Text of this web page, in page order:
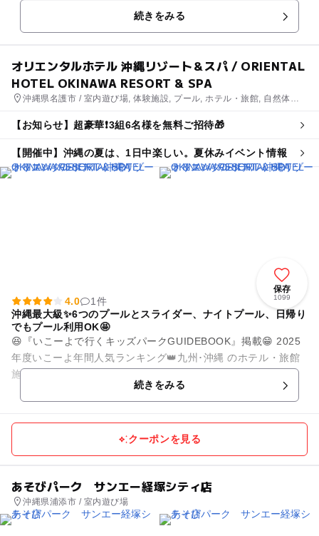
続きをみる
オリエンタルホテル 沖縄リゾート＆スパ / ORIENTAL
HOTEL OKINAWA RESORT & SPA
沖縄県名護市 / 室内遊び場, 体験施設, プール, ホテル・旅館, 自然体
【お知らせ】超豪華❗3組6名様を無料ご招待🎁
【開催中】沖縄の夏は、1日中楽しい。夏休みイベント情報
保存
1099
4.0
1件
沖縄最大級✨6つのプールとスライダー、ナイトプール、日帰り
でもプール利用OK🤩
😆『いこーよで行くキッズパークGUIDEBOOK』掲載😁 2025
年度いこーよ年間人気ランキング👑九州･沖縄 のホテル・旅館
施設ランキング第2位👑 「島とあそぶ 森とつながる」をコン
続きをみる
クーポンを見る
あそびパーク サンエー経塚シティ店
沖縄県浦添市 / 室内遊び場